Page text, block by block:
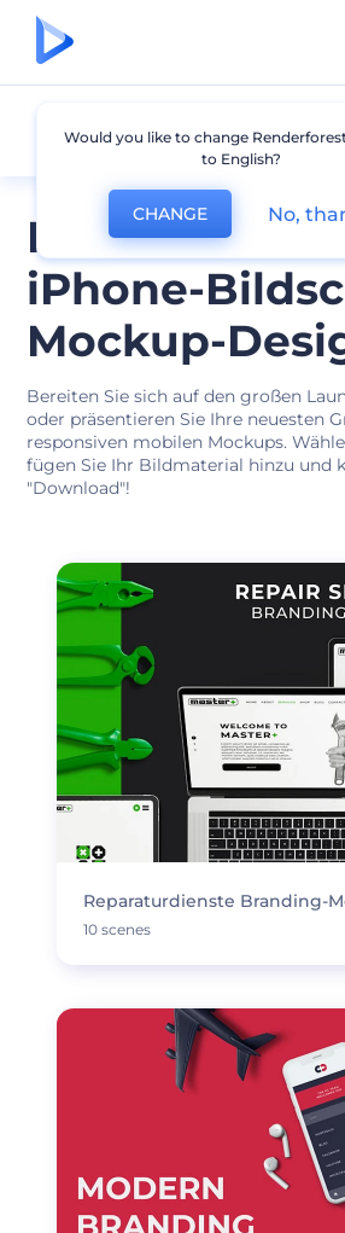
Modernes
iPhone-
Mockup-
Bereiten Sie sich auf den großen
oder präsentieren Sie Ihre neuesten
responsiven mobilen Mockups.
fügen Sie Ihr Bildmaterial hinzu und
"Download"!
iPhone Mockup
Reparaturdienste Branding-
10 scenes
Would you like to change
to English?
CHANGE No,